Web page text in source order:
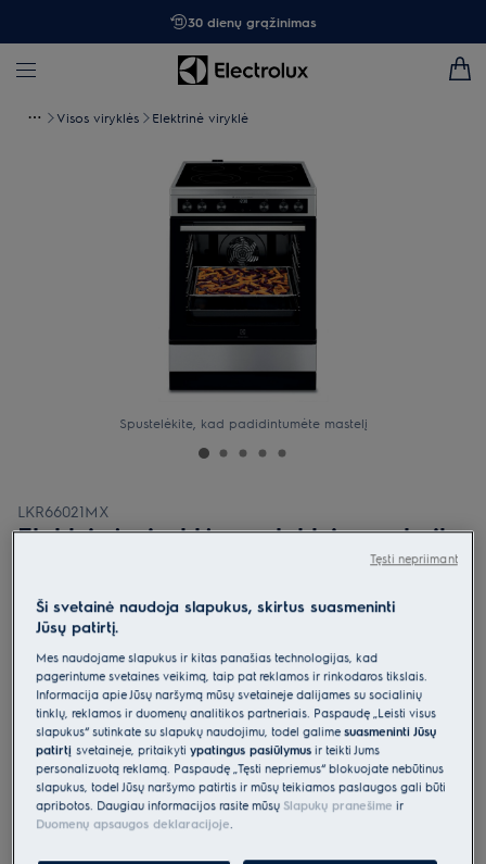
30 dienų grąžinimas
Visos viryklės Elektrinė viryklė
Spustelėkite, kad padidintumėte mastelį
LKR66021MX
Elektrinė viryklė su elektrine orkaite
600 serija „SteamBake“ 60 cm
Pagrindiniai privalumai
Garų funkcija „SteamBake“ padės paruošti ištaigingus kepinius.
Garų funkcija „SteamBake“ padės paruošti ištaigingus kepinius.
Skardoje „AirFry“ galima paruošti patiekalus naudojant mažiau
aliejaus.
Ši svetainė naudoja slapukus, skirtus suasmeninti
Jūsų patirtį.
Mes naudojame slapukus ir kitas panašias technologijas, kad
pagerintume svetainės veikimą, taip pat reklamos ir rinkodaros tikslais.
Informacija apie Jūsų naršymą mūsų svetainėje dalijamės su socialinių
tinklų, reklamos ir duomenų analitikos partneriais. Paspaudę „Leisti visus
slapukus“ sutinkate su slapukų naudojimu, todėl galimesuasmeninti Jūsų
patirtįsvetainėje, pritaikytiypatingus pasiūlymus ir teikti Jums
personalizuotą reklamą. Paspaudę „Tęsti nepriėmus“ blokuojate nebūtinus
slapukus, todėl Jūsų naršymo patirtis ir mūsų teikiamos paslaugos gali būti
apribotos. Daugiau informacijos rasite mūsų Slapukų pranešime ir
Duomenų apsaugos deklaracijoje.
Tęsti nepriimant